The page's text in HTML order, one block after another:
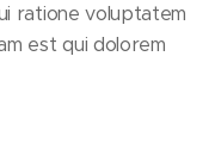
ratione voluptatem
est qui dolorem